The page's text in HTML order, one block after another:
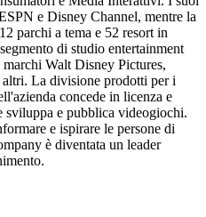
e Disney Channel, mentre la
parchi a tema e 52 resort in
di studio entertainment
Walt Disney Pictures,
La divisione prodotti per i
concede in licenza e
sviluppa e pubblica videogiochi.
e ispirare le persone di
è diventata un leader